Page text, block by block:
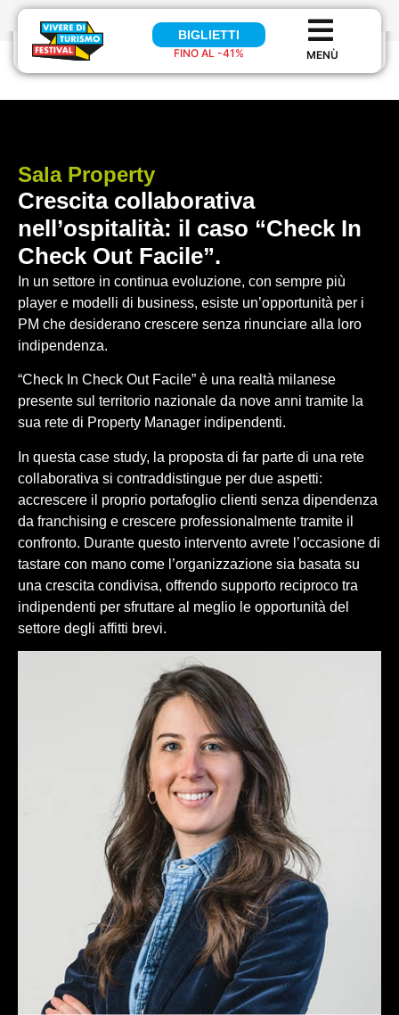
BIGLIETTI
FINO AL 41%
BIGLIETTI
FINO AL -41%
Sala Property
Crescita collaborativa
nell’ospitalità: il caso “Check In
Check Out Facile”.
In un settore in continua evoluzione, con sempre più
player e modelli di business, esiste un’opportunità per i
PM che desiderano crescere senza rinunciare alla loro
indipendenza.
“Check In Check Out Facile” è una realtà milanese
presente sul territorio nazionale da nove anni tramite la
sua rete di Property Manager indipendenti.
In questa case study, la proposta di far parte di una rete
collaborativa si contraddistingue per due aspetti:
accrescere il proprio portafoglio clienti senza dipendenza
da franchising e crescere professionalmente tramite il
confronto. Durante questo intervento avrete l’occasione di
tastare con mano come l’organizzazione sia basata su
una crescita condivisa, offrendo supporto reciproco tra
indipendenti per sfruttare al meglio le opportunità del
settore degli affitti brevi.